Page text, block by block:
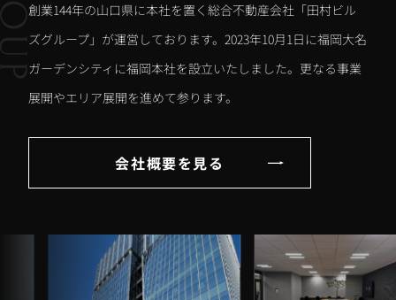
創業144年の山口県に本社を置く総合不動産会社「田村ビル
ズグループ」が運営しております。2023年10月1日に福岡大名
ガーデンシティに福岡本社を設立いたしました。更なる事業
展開やエリア展開を進めて参ります。
会社概要を見る